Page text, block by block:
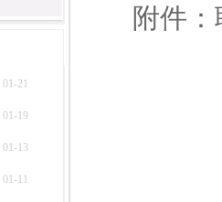
01-21
01-19
01-13
01-11
附件：